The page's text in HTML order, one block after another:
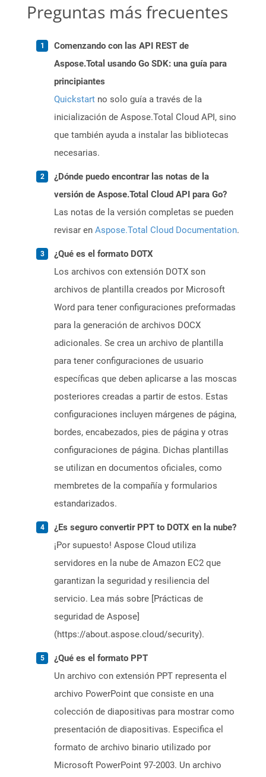
Preguntas más frecuentes
Comenzando con las API REST de
Aspose.Total usando Go SDK: una guía para
principiantes
Quickstart no solo guía a través de la
inicialización de Aspose.Total Cloud API, sino
que también ayuda a instalar las bibliotecas
necesarias.
¿Dónde puedo encontrar las notas de la
versión de Aspose.Total Cloud API para Go?
Las notas de la versión completas se pueden
revisar en Aspose.Total Cloud Documentation.
¿Qué es el formato DOTX
Los archivos con extensión DOTX son
archivos de plantilla creados por Microsoft
Word para tener configuraciones preformadas
para la generación de archivos DOCX
adicionales. Se crea un archivo de plantilla
para tener configuraciones de usuario
específicas que deben aplicarse a las moscas
posteriores creadas a partir de estos. Estas
configuraciones incluyen márgenes de página,
bordes, encabezados, pies de página y otras
configuraciones de página. Dichas plantillas
se utilizan en documentos oficiales, como
membretes de la compañía y formularios
estandarizados.
¿Es seguro convertir PPT to DOTX en la nube?
¡Por supuesto! Aspose Cloud utiliza
servidores en la nube de Amazon EC2 que
garantizan la seguridad y resiliencia del
servicio. Lea más sobre [Prácticas de
seguridad de Aspose]
(https://about.aspose.cloud/security).
¿Qué es el formato PPT
Un archivo con extensión PPT representa el
archivo PowerPoint que consiste en una
colección de diapositivas para mostrar como
presentación de diapositivas. Especifica el
formato de archivo binario utilizado por
Microsoft PowerPoint 97-2003. Un archivo